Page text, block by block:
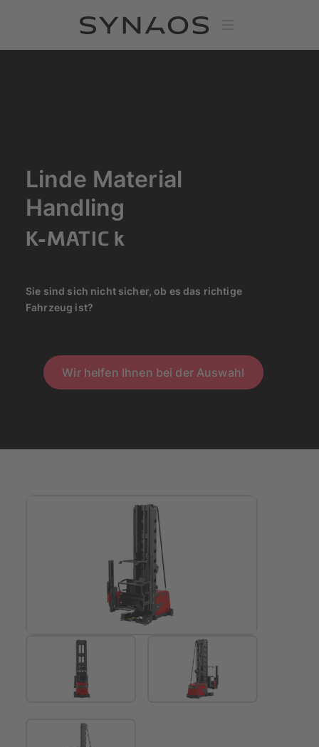
Linde Material
Handling
K-MATIC k
Sie sind sich nicht sicher, ob es das richtige
Fahrzeug ist?
Wir helfen Ihnen bei der Auswahl